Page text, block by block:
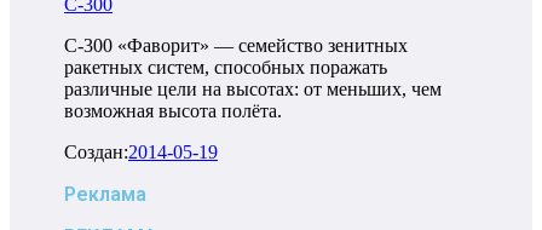
С-300
С-300 «Фаворит» — семейство зенитных
ракетных систем, способных поражать
различные цели на высотах: от меньших, чем
возможная высота полёта.
Создан:2014-05-19
Реклама